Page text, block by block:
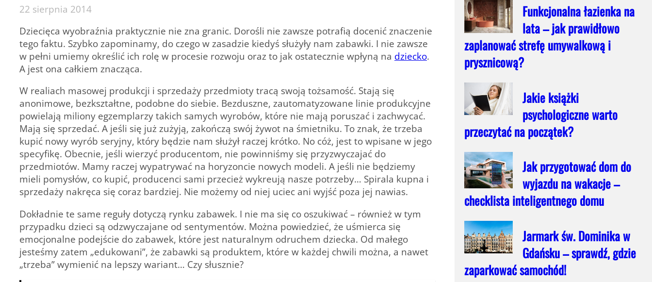
22 sierpnia 2014
Dziecięca wyobraźnia praktycznie nie zna granic. Dorośli nie zawsze potrafią docenić znaczenie
tego faktu. Szybko zapominamy, do czego w zasadzie kiedyś służyły nam zabawki. I nie zawsze
w pełni umiemy określić ich rolę w procesie rozwoju oraz to jak ostatecznie wpłyną na dziecko.
A jest ona całkiem znacząca.
W realiach masowej produkcji i sprzedaży przedmioty tracą swoją tożsamość. Stają się
anonimowe, bezkształtne, podobne do siebie. Bezduszne, zautomatyzowane linie produkcyjne
powielają miliony egzemplarzy takich samych wyrobów, które nie mają poruszać i zachwycać.
Mają się sprzedać. A jeśli się już zużyją, zakończą swój żywot na śmietniku. To znak, że trzeba
kupić nowy wyrób seryjny, który będzie nam służył raczej krótko. No cóż, jest to wpisane w jego
specyfikę. Obecnie, jeśli wierzyć producentom, nie powinniśmy się przyzwyczajać do
przedmiotów. Mamy raczej wypatrywać na horyzoncie nowych modeli. A jeśli nie będziemy
mieli pomysłów, co kupić, producenci sami przecież wykreują nasze potrzeby… Spirala kupna i
sprzedaży nakręca się coraz bardziej. Nie możemy od niej uciec ani wyjść poza jej nawias.
Dokładnie te same reguły dotyczą rynku zabawek. I nie ma się co oszukiwać – również w tym
przypadku dzieci są odzwyczajane od sentymentów. Można powiedzieć, że uśmierca się
emocjonalne podejście do zabawek, które jest naturalnym odruchem dziecka. Od małego
jesteśmy zatem „edukowani”, że zabawki są produktem, które w każdej chwili można, a nawet
„trzeba” wymienić na lepszy wariant… Czy słusznie?
Funkcjonalna łazienka na
lata – jak prawidłowo
zaplanować strefę umywalkową i
prysznicową?
Jakie książki
psychologiczne warto
przeczytać na początek?
Jak przygotować dom do
wyjazdu na wakacje –
checklista inteligentnego domu
Jarmark św. Dominika w
Gdańsku – sprawdź, gdzie
zaparkować samochód!